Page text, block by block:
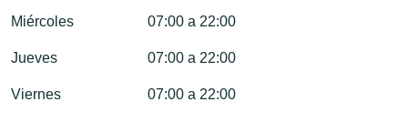
Miércoles 07:00 a 22:00
Jueves 07:00 a 22:00
Viernes 07:00 a 22:00